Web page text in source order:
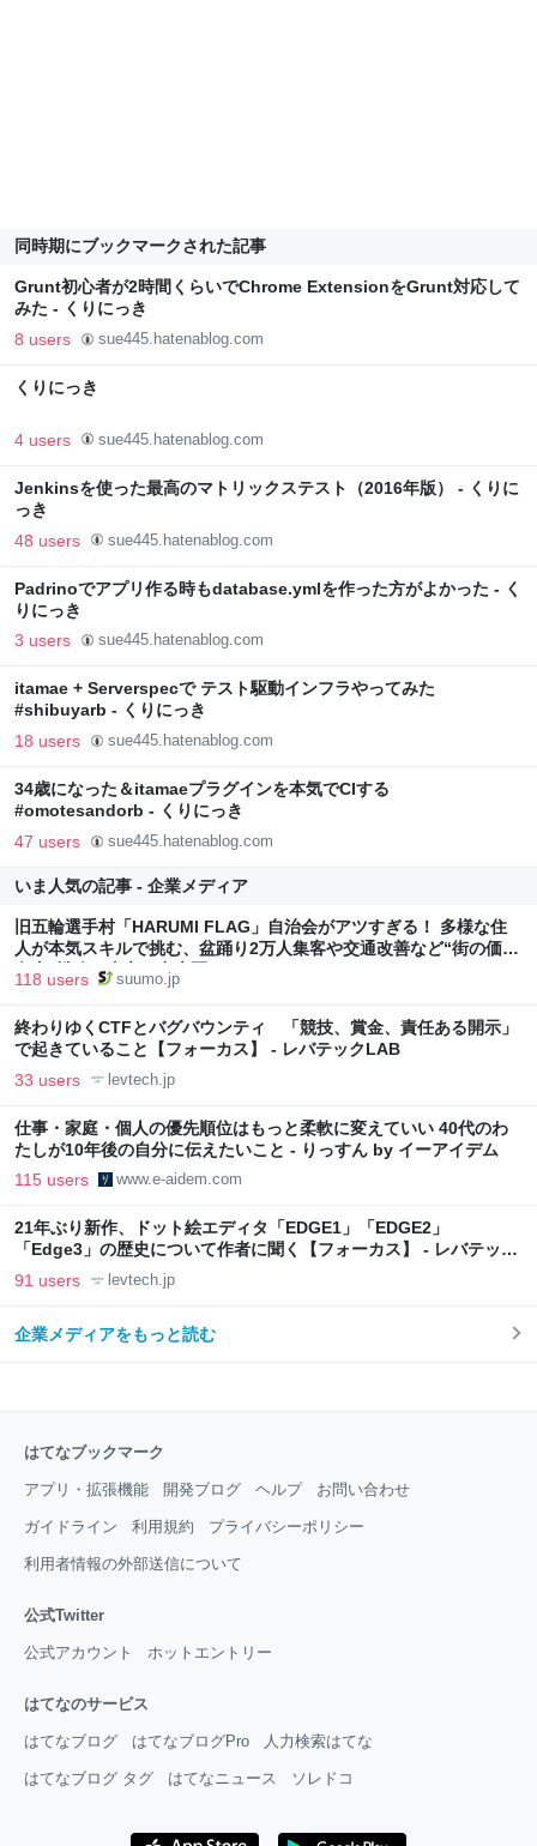
同時期にブックマークされた記事
Grunt初心者が2時間くらいでChrome ExtensionをGrunt対応して
みた - くりにっき
8 users sue445.hatenablog.com
くりにっき
4 users sue445.hatenablog.com
Jenkinsを使った最高のマトリックステスト（2016年版） - くりに
っき
48 users sue445.hatenablog.com
Padrinoでアプリ作る時もdatabase.ymlを作った方がよかった - く
りにっき
3 users sue445.hatenablog.com
itamae + Serverspecで テスト駆動インフラやってみた
#shibuyarb - くりにっき
18 users sue445.hatenablog.com
34歳になった＆itamaeプラグインを本気でCIする
#omotesandorb - くりにっき
47 users sue445.hatenablog.com
いま人気の記事 - 企業メディア
旧五輪選手村「HARUMI FLAG」自治会がアツすぎる！ 多様な住
人が本気スキルで挑む、盆踊り2万人集客や交通改善など“街の価値
向上”戦略 東京・中央区
118 users suumo.jp
終わりゆくCTFとバグバウンティ 「競技、賞金、責任ある開示」
で起きていること【フォーカス】 - レバテックLAB
33 users levtech.jp
仕事・家庭・個人の優先順位はもっと柔軟に変えていい 40代のわ
たしが10年後の自分に伝えたいこと - りっすん by イーアイデム
115 users www.e-aidem.com
21年ぶり新作、ドット絵エディタ「EDGE1」「EDGE2」
「Edge3」の歴史について作者に聞く【フォーカス】 - レバテック
LAB
91 users levtech.jp
企業メディアをもっと読む
はてなブックマーク
アプリ・拡張機能 開発ブログ ヘルプ お問い合わせ
ガイドライン 利用規約 プライバシーポリシー
利用者情報の外部送信について
公式Twitter
公式アカウント ホットエントリー
はてなのサービス
はてなブログ はてなブログPro 人力検索はてな
はてなブログ タグ はてなニュース ソレドコ